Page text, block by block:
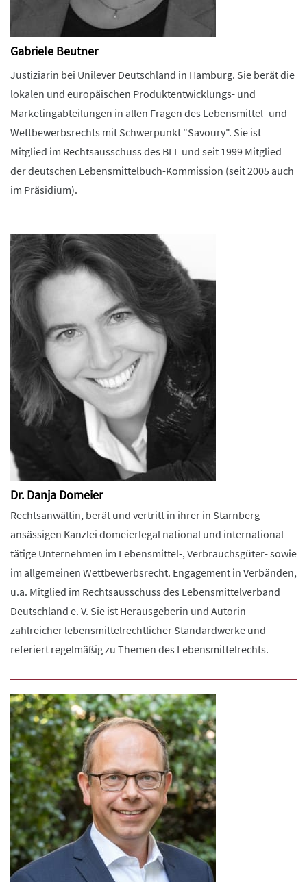
Gabriele Beutner
Justiziarin bei Unilever Deutschland in Hamburg. Sie berät die
lokalen und europäischen Produktentwicklungs- und
Marketingabteilungen in allen Fragen des Lebensmittel- und
Wettbewerbsrechts mit Schwerpunkt "Savoury". Sie ist
Mitglied im Rechtsausschuss des BLL und seit 1999 Mitglied
der deutschen Lebensmittelbuch-Kommission (seit 2005 auch
im Präsidium).
Dr. Danja Domeier
Rechtsanwältin, berät und vertritt in ihrer in Starnberg
ansässigen Kanzlei domeierlegal national und international
tätige Unternehmen im Lebensmittel-, Verbrauchsgüter- sowie
im allgemeinen Wettbewerbsrecht. Engagement in Verbänden,
u.a. Mitglied im Rechtsausschuss des Lebensmittelverband
Deutschland e. V. Sie ist Herausgeberin und Autorin
zahlreicher lebensmittelrechtlicher Standardwerke und
referiert regelmäßig zu Themen des Lebensmittelrechts.